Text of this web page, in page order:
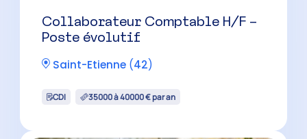
Collaborateur Comptable H/F –
Poste évolutif
Saint-Etienne (42)
CDI 35000 à 40000 € par an